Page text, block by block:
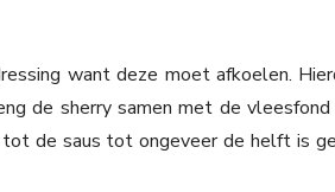
want deze moet afkoelen.
de sherry samen met de
de saus tot ongeveer de helft is